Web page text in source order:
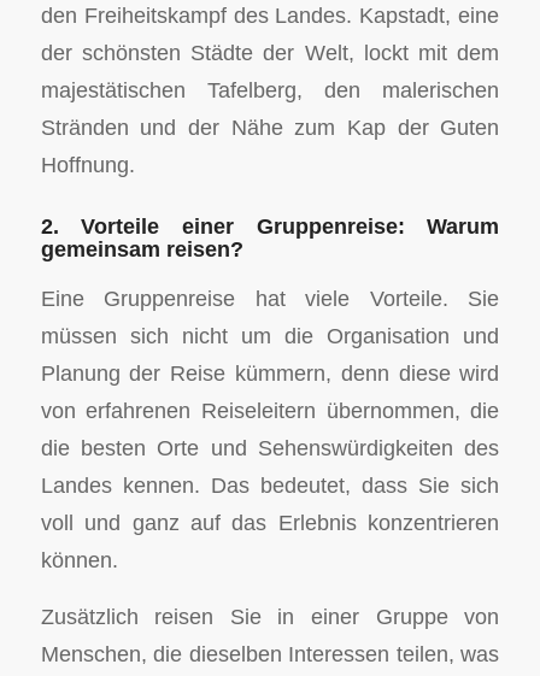
den Freiheitskampf des Landes. Kapstadt, eine
der schönsten Städte der Welt, lockt mit dem
majestätischen Tafelberg, den malerischen
Stränden und der Nähe zum Kap der Guten
Hoffnung.
2. Vorteile einer Gruppenreise: Warum
gemeinsam reisen?
Eine Gruppenreise hat viele Vorteile. Sie
müssen sich nicht um die Organisation und
Planung der Reise kümmern, denn diese wird
von erfahrenen Reiseleitern übernommen, die
die besten Orte und Sehenswürdigkeiten des
Landes kennen. Das bedeutet, dass Sie sich
voll und ganz auf das Erlebnis konzentrieren
können.
Zusätzlich reisen Sie in einer Gruppe von
Menschen, die dieselben Interessen teilen, was